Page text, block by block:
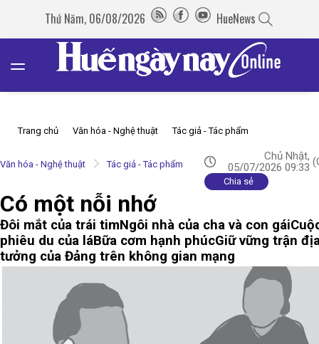
Thứ Năm, 06/08/2026 HueNews
Trang chủ Văn hóa - Nghệ thuật Tác giả - Tác phẩm
Văn hóa - Nghệ thuật Tác giả - Tác phẩm
Chủ Nhật,
05/07/2026 09:33
Chia sẻ
Có một nỗi nhớ
Đôi mắt của trái timNgôi nhà của cha và con gái
phiêu du của láBữa cơm hạnh phúcGiữ vững trận
tưởng của Đảng trên không gian mạng